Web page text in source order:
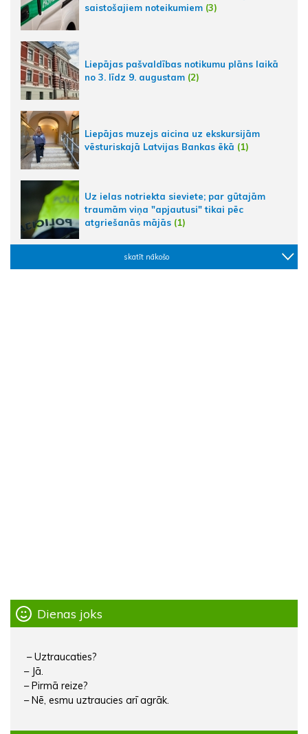
saistošajiem noteikumiem (3)
Liepājas pašvaldības notikumu plāns laikā
no 3. līdz 9. augustam (2)
Liepājas muzejs aicina uz ekskursijām
vēsturiskajā Latvijas Bankas ēkā (1)
Uz ielas notriekta sieviete; par gūtajām
traumām viņa "apjautusi" tikai pēc
atgriešanās mājās (1)
skatīt nākošo
Dienas joks
– Uztraucaties?
– Jā.
– Pirmā reize?
– Nē, esmu uztraucies arī agrāk.